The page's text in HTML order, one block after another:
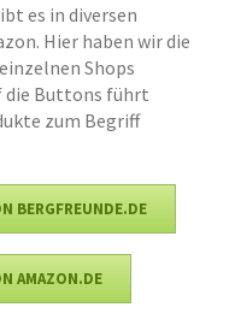
es in diversen
Hier haben wir die
Shops
die Buttons führt
zum Begriff
BERGFREUNDE.DE
AMAZON.DE